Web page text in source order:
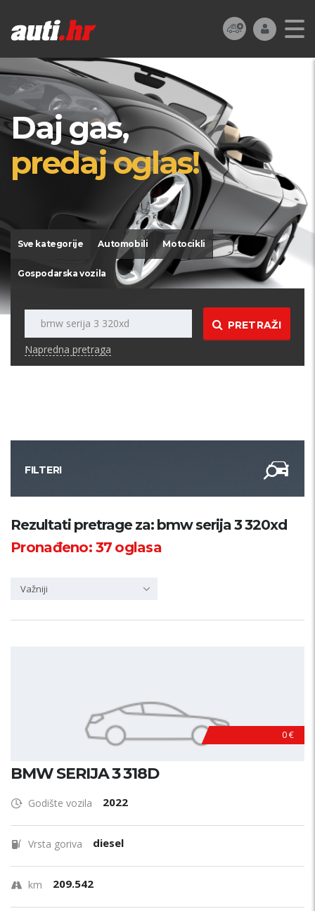
Daj gas,
predaj oglas!
Sve kategorije Automobili Motocikli
Gospodarska vozila
PRETRAŽI
Napredna pretraga
FILTERI
Kategorija
PRETRAŽI
Rezultati pretrage za: bmw serija 3 320xd
Pronađeno:37oglasa
Važniji
0 €
BMW SERIJA 3 318D
Godište vozila 2022
Vrsta goriva diesel
km 209.542